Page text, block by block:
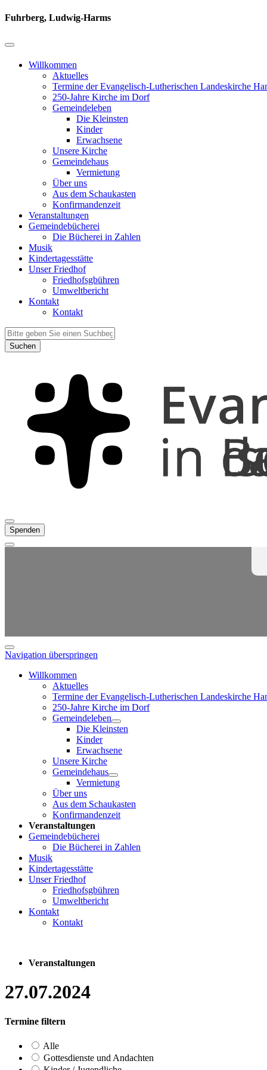
Fuhrberg, Ludwig-Harms
Willkommen
Aktuelles
Termine der Evangelisch-Lutherischen Landeskirche
250-Jahre Kirche im Dorf
Gemeindeleben
Die Kleinsten
Kinder
Erwachsene
Unsere Kirche
Gemeindehaus
Vermietung
Über uns
Aus dem Schaukasten
Konfirmandenzeit
Veranstaltungen
Gemeindebücherei
Die Bücherei in Zahlen
Musik
Kindertagesstätte
Unser Friedhof
Friedhofsgbühren
Umweltbericht
Kontakt
Kontakt
Suchen
Spenden
Navigation überspringen
Willkommen
Aktuelles
Termine der Evangelisch-Lutherischen Landeskirche
250-Jahre Kirche im Dorf
Gemeindeleben
Die Kleinsten
Kinder
Erwachsene
Unsere Kirche
Gemeindehaus
Vermietung
Über uns
Aus dem Schaukasten
Konfirmandenzeit
Veranstaltungen
Gemeindebücherei
Die Bücherei in Zahlen
Musik
Kindertagesstätte
Unser Friedhof
Friedhofsgbühren
Umweltbericht
Kontakt
Kontakt
Veranstaltungen
27.07.2024
Termine filtern
Alle
Gottesdienste und Andachten